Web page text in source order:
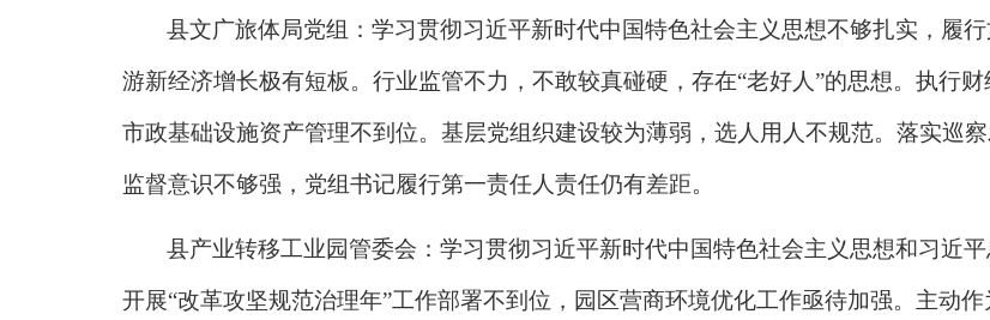
县文广旅体局党组：学习贯彻习近平新时代中国特色社会主义思想不够扎实，履
游新经济增长极有短板。行业监管不力，不敢较真碰硬，存在“老好人”的思想。执行
市政基础设施资产管理不到位。基层党组织建设较为薄弱，选人用人不规范。落实巡
监督意识不够强，党组书记履行第一责任人责任仍有差距。
县产业转移工业园管委会：学习贯彻习近平新时代中国特色社会主义思想和习近
开展“改革攻坚规范治理年”工作部署不到位，园区营商环境优化工作亟待加强。主动